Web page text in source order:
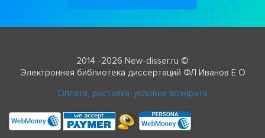
2014 -2026 New-disser.ru ©
Электронная библиотека диссертаций ФЛ Иванов Е О
Оплата, доставка, условия возврата